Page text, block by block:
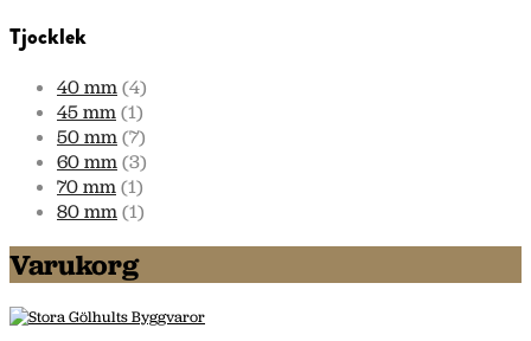
Tjocklek
40 mm(4)
45 mm(1)
50 mm(7)
60 mm(3)
70 mm(1)
80 mm(1)
Varukorg